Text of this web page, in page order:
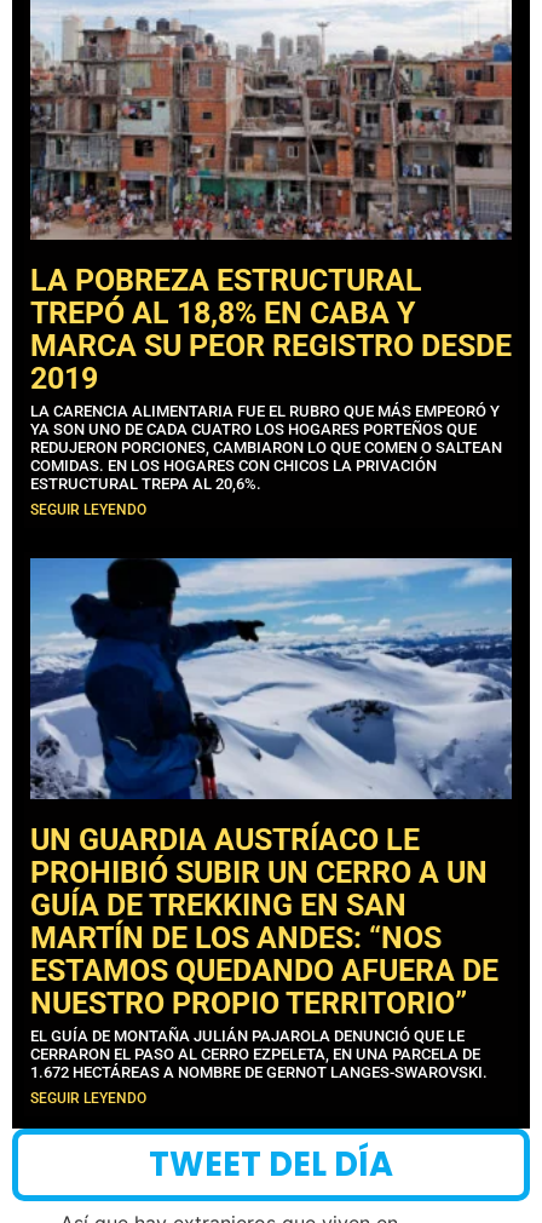
LA POBREZA ESTRUCTURAL
TREPÓ AL 18,8% EN CABA Y
MARCA SU PEOR REGISTRO DESDE
2019
LA CARENCIA ALIMENTARIA FUE EL RUBRO QUE MÁS EMPEORÓ Y
YA SON UNO DE CADA CUATRO LOS HOGARES PORTEÑOS QUE
REDUJERON PORCIONES, CAMBIARON LO QUE COMEN O SALTEAN
COMIDAS. EN LOS HOGARES CON CHICOS LA PRIVACIÓN
ESTRUCTURAL TREPA AL 20,6%.
SEGUIR LEYENDO
UN GUARDIA AUSTRÍACO LE
PROHIBIÓ SUBIR UN CERRO A UN
GUÍA DE TREKKING EN SAN
MARTÍN DE LOS ANDES: “NOS
ESTAMOS QUEDANDO AFUERA DE
NUESTRO PROPIO TERRITORIO”
EL GUÍA DE MONTAÑA JULIÁN PAJAROLA DENUNCIÓ QUE LE
CERRARON EL PASO AL CERRO EZPELETA, EN UNA PARCELA DE
1.672 HECTÁREAS A NOMBRE DE GERNOT LANGES-SWAROVSKI.
SEGUIR LEYENDO
TWEET DEL DÍA